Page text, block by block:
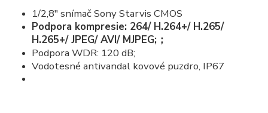
1/2,8" snímač Sony Starvis CMOS
Podpora kompresie: 264/ H.264+/ H.265/
H.265+/ JPEG/ AVI/ MJPEG; ；
Podpora WDR: 120 dB;
Vodotesné antivandal kovové puzdro, IP67